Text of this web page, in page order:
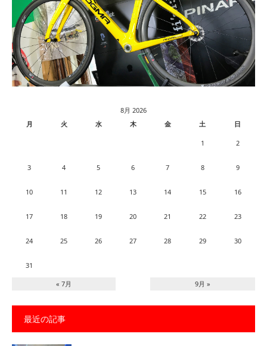
8月 2026
月
火 水 木 金 土 日
1 2
3 4 5 6 7 8 9
10 11 12 13 14 15 16
17 18 19 20 21 22 23
24 25 26 27 28 29 30
31
« 7月 9月 »
最近の記事